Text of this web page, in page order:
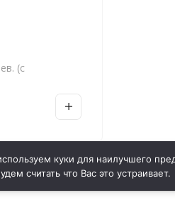
(с
куки для наилучшего
считать что Вас это устраивает.